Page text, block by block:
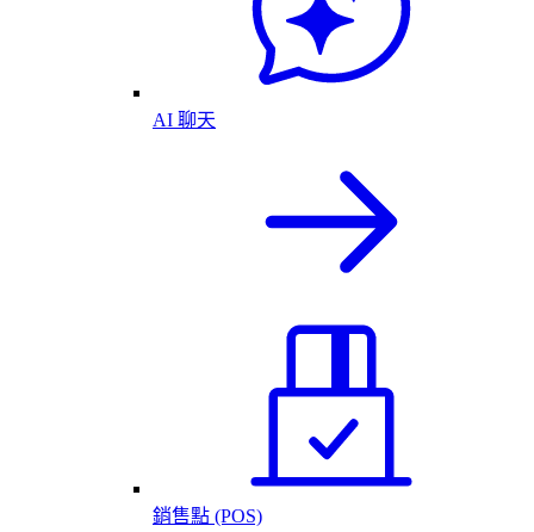
AI 聊天
銷售點 (POS)